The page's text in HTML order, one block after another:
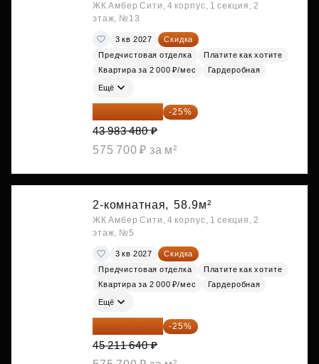
ЖК Амбер Сити, 4 корпус, 1 секция, 2
этаж, №13
3 кв 2027
Скидка
Предчистовая отделка
Платите как хотите
Квартира за 2 000 ₽/мес
Гардеробная
Ещё
32 987 610 ₽ -25%
43 983 480 ₽
575 700 ₽ за м²
2-комнатная, 58.9м²
ЖК Амбер Сити, 4 корпус, 1 секция, 2
этаж, №5
3 кв 2027
Скидка
Предчистовая отделка
Платите как хотите
Квартира за 2 000 ₽/мес
Гардеробная
Ещё
33 908 730 ₽ -25%
45 211 640 ₽